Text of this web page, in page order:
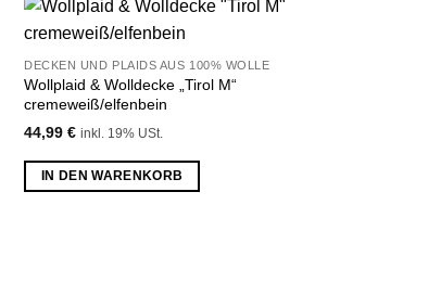
Wunschliste
hinzufügen
DECKEN UND PLAIDS AUS 100% WOLLE
Wollplaid & Wolldecke „Tirol M“
cremeweiß/elfenbein
44,99€ inkl. 19% USt.
IN DEN WARENKORB